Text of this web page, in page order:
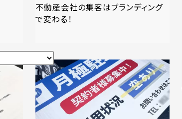
不動産会社の集客はブランディング
で変わる！